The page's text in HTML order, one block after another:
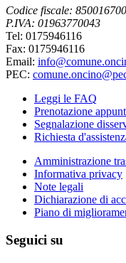
Codice fiscale:
P.IVA: 01963770043
Tel: 0175946116
Fax: 0175946116
Email:
PEC:
Leggi le FAQ
Prenotazione
Segnalazione
Richiesta
Amministrazione
Informativa privacy
Note legali
Dichiarazione di
Piano di
Seguici su